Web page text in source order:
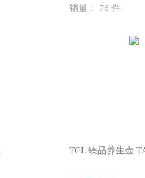
销量： 76 件
TCL 臻品养生壶